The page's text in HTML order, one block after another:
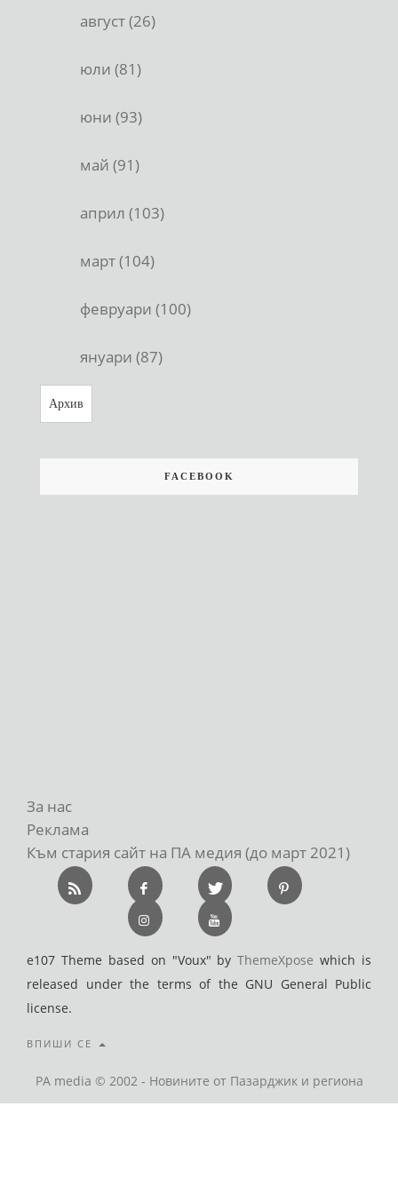
август (26)
юли (81)
юни (93)
май (91)
април (103)
март (104)
февруари (100)
януари (87)
Архив
FACEBOOK
За нас
Реклама
Към стария сайт на ПА медия (до март 2021)
e107 Theme based on "Voux" byThemeXpose which is
released under the terms of the GNU General Public
license.
ВПИШИ СЕ
PA media © 2002 - Новините от Пазарджик и региона